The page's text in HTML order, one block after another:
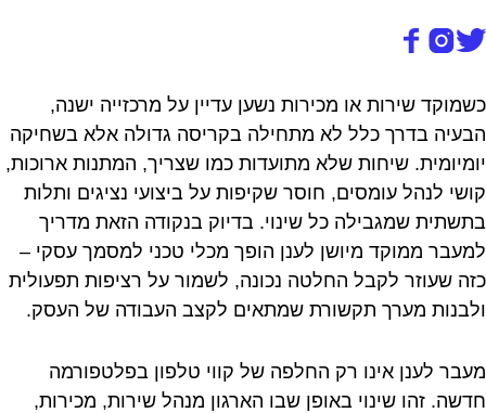
כשמוקד שירות או מכירות נשען עדיין על מרכזייה ישנה,
הבעיה בדרך כלל לא מתחילה בקריסה גדולה אלא בשחיקה
יומיומית. שיחות שלא מתועדות כמו שצריך, המתנות ארוכות,
קושי לנהל עומסים, חוסר שקיפות על ביצועי נציגים ותלות
בתשתית שמגבילה כל שינוי. בדיוק בנקודה הזאת מדריך
למעבר ממוקד מיושן לענן הופך מכלי טכני למסמך עסקי –
כזה שעוזר לקבל החלטה נכונה, לשמור על רציפות תפעולית
ולבנות מערך תקשורת שמתאים לקצב העבודה של העסק.
מעבר לענן אינו רק החלפה של קווי טלפון בפלטפורמה
חדשה. זהו שינוי באופן שבו הארגון מנהל שירות, מכירות,